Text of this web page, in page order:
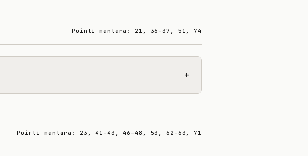
Pointí mantara: 21, 36–37, 51, 74
+
Pointí mantara: 23, 41–43, 46–48, 53, 62–63, 71